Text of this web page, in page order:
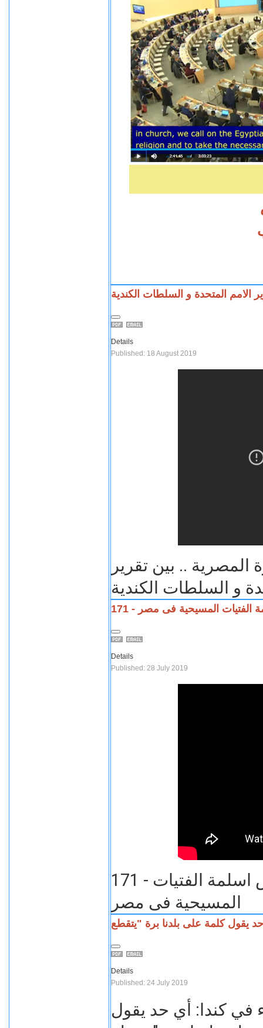
الامم المتحدة و السلطات الكندية
Details
Published: 18 August 2019
المصرية .. بين تقرير
و السلطات الكندية
الفتيات المسيحية فى مصر
Details
Published: 28 July 2019
171 - كتاب مذكرات شيطان - قصص اسلمة الفتيات
المسيحية فى مصر
Details
Published: 24 July 2019
في كندا: أي حد يقول